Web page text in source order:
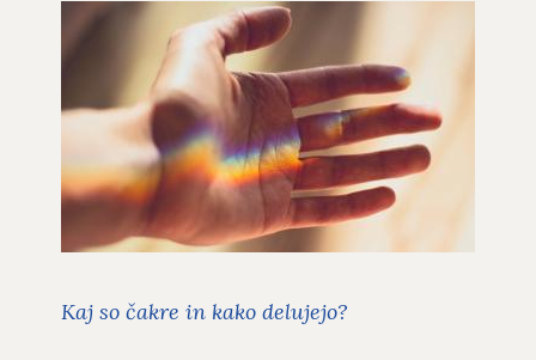
Kaj so čakre in kako delujejo?
Kaj so čakre in kako delujejo?
V človeškem telesu je 7 energijskih
središč, ki jih imenujemo čakre. Vsaka
čakra ima svojo funkcijo, barvo,
osnovni element in področje